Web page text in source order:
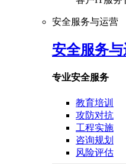
安全服务与运营
安全服务
专业安全服务
教育培训
攻防对抗
工程实施
咨询规划
风险评估